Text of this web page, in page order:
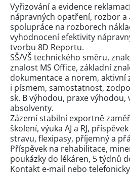
Vyřizování a evidence
nápravných opatření, rozbor a
spolupráce na rozborech
vyhodnocení efektivity
tvorbu 8D Reportu.
SŠ/VŠ technického směru,
znalost MS Office, základní
dokumentace a norem, aktivní
i písmem, samostatnost,
sk. B výhodou, praxe výhodou,
absolventy.
Zázemí stabilní exportně
školení, výuka AJ a RJ,
stravu, flexipasy, příjemný a
Příspěvek na rehabilitace,
poukázky do lékáren, 5 týdnů
Kontakt e-mail nebo